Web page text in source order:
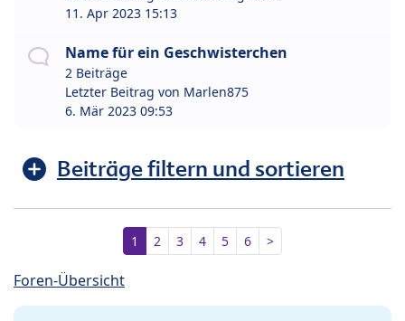
11. Apr 2023 15:13
Name für ein Geschwisterchen
2 Beiträge
Letzter Beitrag von Marlen875
6. Mär 2023 09:53
Beiträge filtern und sortieren
1 2 3 4 5 6 >
Foren-Übersicht